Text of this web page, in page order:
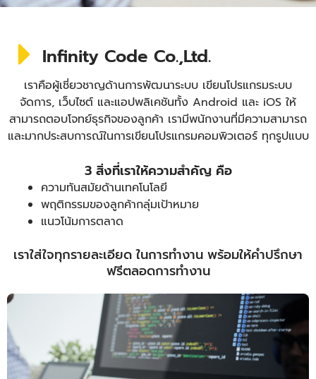
Infinity Code Co.,Ltd.
เราคือผู้เชี่ยวชาญด้านการพัฒนาระบบ เขียนโปรแกรมระบบ
จัดการ, เว็บไซต์ และแอปพลิเคชันทั้ง Android และ iOS ให้
สามารถตอบโจทย์ธุรกิจของลูกค้า เรามีพนักงานที่มีความสามารถ
และมากประสบการณ์ในการเขียนโปรแกรมคอมพิวเตอร์ ทุกรูปแบบ
3 สิ่งที่เราให้ความสำคัญ คือ
ความทันสมัยด้านเทคโนโลยี
พฤติกรรมของลูกค้ากลุ่มเป้าหมาย
แนวโน้มการตลาด
เราใส่ใจทุกรายละเอียด ในการทำงาน พร้อมให้คำปรึกษา
ฟรีตลอดการทำงาน